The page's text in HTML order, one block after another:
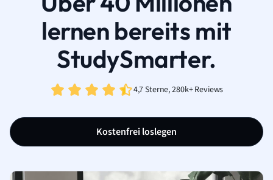
lernen bereits mit
StudySmarter.
4,7 Sterne, 280k+ Reviews
Kostenfrei loslegen